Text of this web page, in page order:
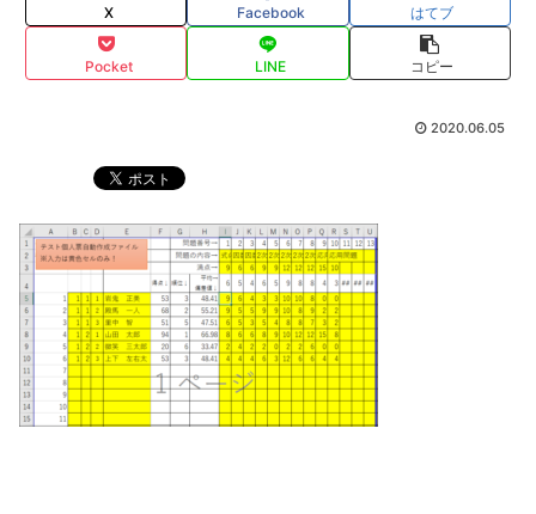
X Facebook はてブ
Pocket LINE コピー
2020.06.05